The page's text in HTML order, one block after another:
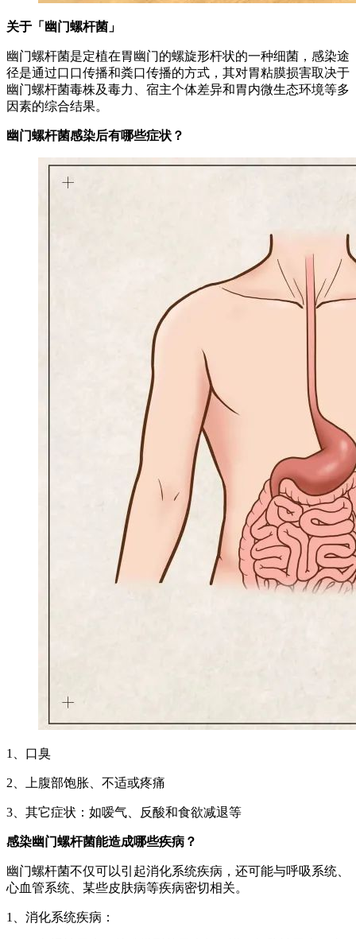
关于「幽门螺杆菌」
幽门螺杆菌是定植在胃幽门的螺旋形杆状的一种细菌，感染途
径是通过口口传播和粪口传播的方式，其对胃粘膜损害取决于
幽门螺杆菌毒株及毒力、宿主个体差异和胃内微生态环境等多
因素的综合结果。
幽门螺杆菌感染后有哪些症状？
1、口臭
2、上腹部饱胀、不适或疼痛
3、其它症状：如嗳气、反酸和食欲减退等
感染幽门螺杆菌能造成哪些疾病？
幽门螺杆菌不仅可以引起消化系统疾病，还可能与呼吸系统、
心血管系统、某些皮肤病等疾病密切相关。
1、消化系统疾病：